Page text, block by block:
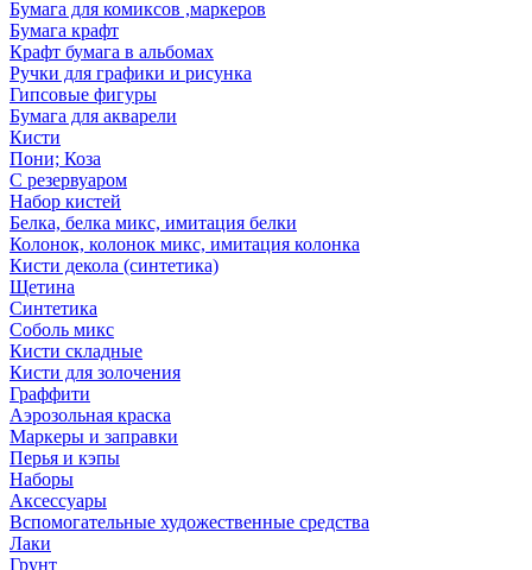
Бумага для комиксов ,маркеров
Бумага крафт
Крафт бумага в альбомах
Ручки для графики и рисунка
Гипсовые фигуры
Бумага для акварели
Кисти
Пони; Коза
С резервуаром
Набор кистей
Белка, белка микс, имитация белки
Колонок, колонок микс, имитация колонка
Кисти декола (синтетика)
Щетина
Синтетика
Соболь микс
Кисти складные
Кисти для золочения
Граффити
Аэрозольная краска
Маркеры и заправки
Перья и кэпы
Наборы
Аксессуары
Вспомогательные художественные средства
Лаки
Грунт